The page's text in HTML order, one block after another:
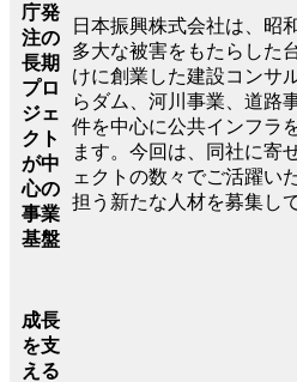
庁発
注の
長期
プロ
ジェ
クト
が中
心の
事業
基盤
日本振興株式会社は、昭
多大な被害をもたらした
けに創業した建設コンサ
らダム、河川事業、道路
件を中心に公共インフラ
ます。今回は、同社に寄
ェクトの数々でご活躍い
担う新たな人材を募集し
成長
を支
える